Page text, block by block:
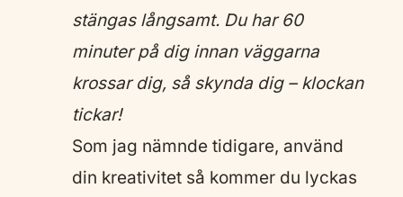
stängas långsamt. Du har 60
minuter på dig innan väggarna
krossar dig, så skynda dig – klockan
tickar!
Som jag nämnde tidigare, använd
din kreativitet så kommer du lyckas